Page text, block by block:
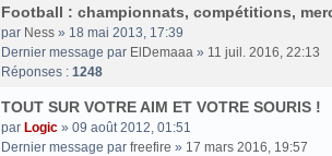
Football : championnats, compétitions,
par Ness » 18 mai 2013, 17:39
Dernier message par ElDemaaa » 11 juil. 2016, 22:13
Réponses : 1248
TOUT SUR VOTRE AIM ET VOTRE SOURIS !
par Logic » 09 août 2012, 01:51
Dernier message par freefire » 17 mars 2016, 19:57